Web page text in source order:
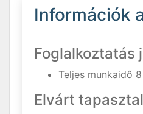
Információk
Foglalkoztatás
Teljes munkaidő
Elvárt